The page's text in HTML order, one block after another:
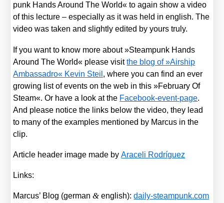
punk Hands Around The World« to again show a video
of this lec­tu­re – espe­ci­al­ly as it was held in eng­lish. The
video was taken and slight­ly edi­ted by yours tru­ly.
If you want to know more about »Steam­punk Hands
Around The World« plea­se visitthe blog of »Air­ship
Ambass­adro« Kevin Steil , whe­re you can find an ever
gro­wing list of events on the web in this »Febru­ary Of
Steam«. Or have a look at the Face­book-event-page.
And plea­se noti­ce the links below the video, they lead
to many of the examp­les men­tio­ned by Mar­cus in the
clip.
Artic­le hea­der image made byArace­li Rodrí­guez
Links:
Mar­cus’ Blog (ger­man& eng­lish):dai​ly​-steam​punk​.com